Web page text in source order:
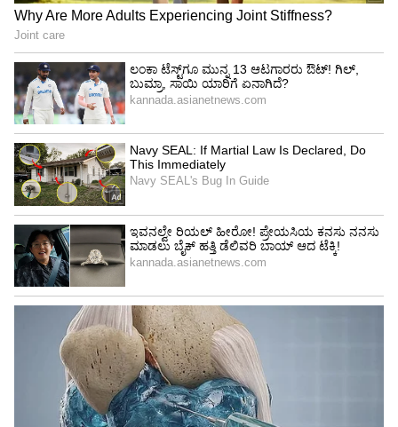
3
Image Credit :Getty
1. ಉಪ್ಪು ಮತ್ತು ಅಡುಗೆ ಸೋಡಾ (Salt and Soda)
1. ಉಪ್ಪು ಮತ್ತು ಅಡುಗೆ ಸೋಡಾ (Salt and Soda)
ತವಾದ ಮೇಲಿರುವ ಹಠಮಾರಿ ಕಪ್ಪಗಿನ ಪದರವನ್ನು
ಕತ್ತರಿಸಲು ನಿಮ್ಮ ಅಡುಗೆಮನೆಯಲ್ಲಿರುವ ಉಪ್ಪು ಅತ್ಯಂತ
ಪರಿಣಾಮಕಾರಿ ಆಯುಧವಾಗಿದೆ. ದಪ್ಪ ಉಪ್ಪಿನಲ್ಲಿ
'ಅಬ್ರೇಸಿವ್' ಗುಣಗಳಿರುತ್ತವೆ. ಇವು ತವಾದ ಮೇಲ್ಮೈಗೆ
ಯಾವುದೇ ಹಾನಿ ಮಾಡದೆಯೇ ಅದರೊಳಗೆ